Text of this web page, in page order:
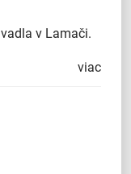
v Lamači.
viac